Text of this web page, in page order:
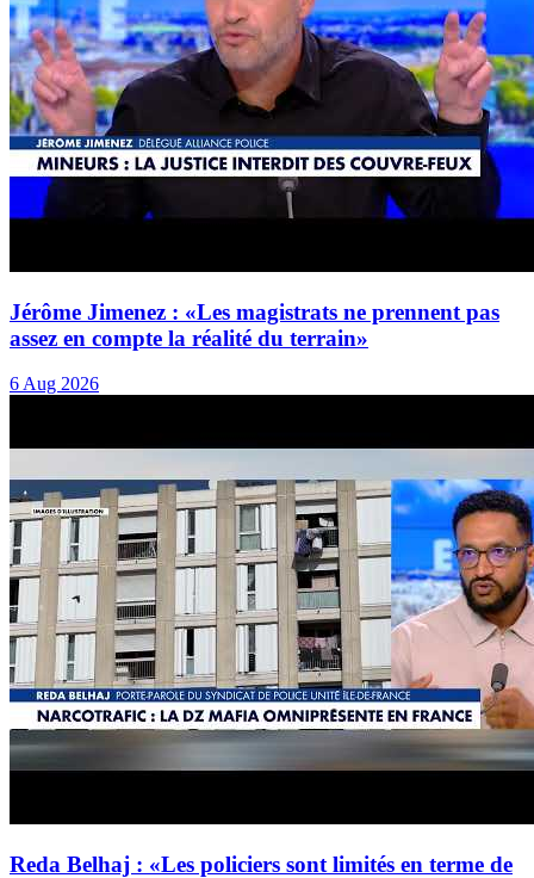
Jérôme Jimenez : «Les magistrats ne prennent pas
assez en compte la réalité du terrain»
6 Aug 2026
Reda Belhaj : «Les policiers sont limités en terme de